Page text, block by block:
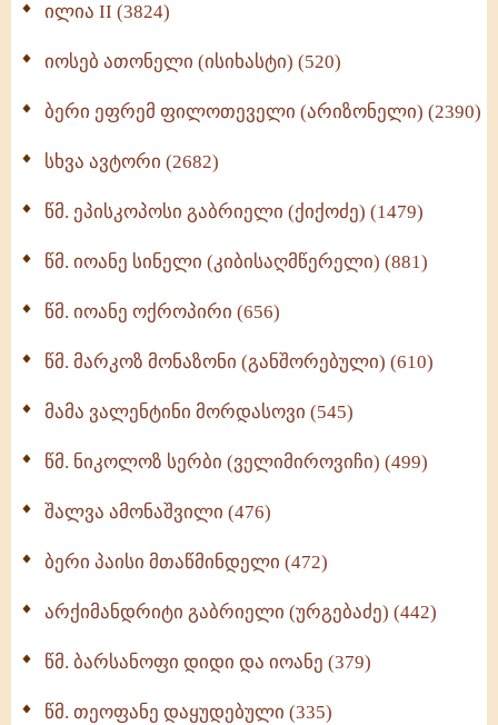
Wisdomge (514)
ქადაგებანი გაბრიელ ეპისკოპოსისა - II ტომი
სულიერი ცხოვრების სახელმძღვანელო -
ნაწილი II (369)
ილია II (3824)
იოსებ ათონელი (ისიხასტი) (520)
ბერი ეფრემ ფილოთეველი (არიზონელი) (2390)
სხვა ავტორი (2682)
წმ. ეპისკოპოსი გაბრიელი (ქიქოძე) (1479)
წმ. იოანე სინელი (კიბისაღმწერელი) (881)
წმ. იოანე ოქროპირი (656)
წმ. მარკოზ მონაზონი (განშორებული) (610)
მამა ვალენტინი მორდასოვი (545)
წმ. ნიკოლოზ სერბი (ველიმიროვიჩი) (499)
შალვა ამონაშვილი (476)
ბერი პაისი მთაწმინდელი (472)
არქიმანდრიტი გაბრიელი (ურგებაძე) (442)
წმ. ბარსანოფი დიდი და იოანე (379)
წმ. თეოფანე დაყუდებული (335)